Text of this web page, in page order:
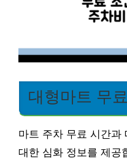
대형마트 무
마트 주차 무료 시간과
대한 심화 정보를 제공